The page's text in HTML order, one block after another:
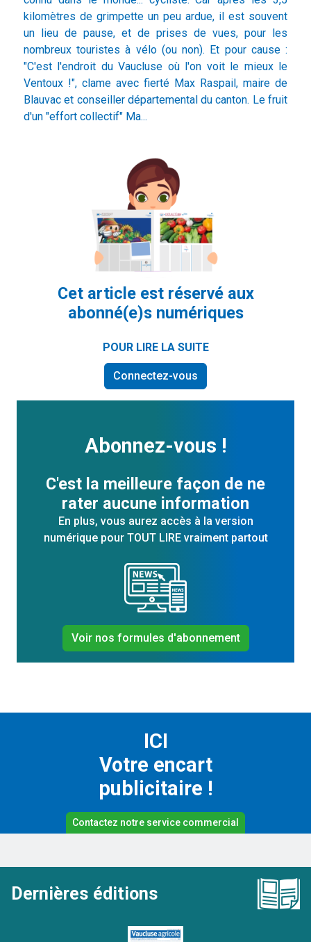
kilomètres de grimpette un peu ardue, il est souvent
un lieu de pause, et de prises de vues, pour les
nombreux touristes à vélo (ou non). Et pour cause :
"C'est l'endroit du Vaucluse où l'on voit le mieux le
Ventoux !", clame avec fierté Max Raspail, maire de
Blauvac et conseiller départemental du canton. Le fruit
d'un "effort collectif" Ma...
Cet article est réservé aux
abonné(e)s numériques
POUR LIRE LA SUITE
Connectez-vous
Abonnez-vous !
C'est la meilleure façon de ne
rater aucune information
En plus, vous aurez accès à la version
numérique pour TOUT LIRE vraiment partout
Voir nos formules d'abonnement
ICI
Votre encart
publicitaire !
Contactez notre service commercial
Dernières éditions